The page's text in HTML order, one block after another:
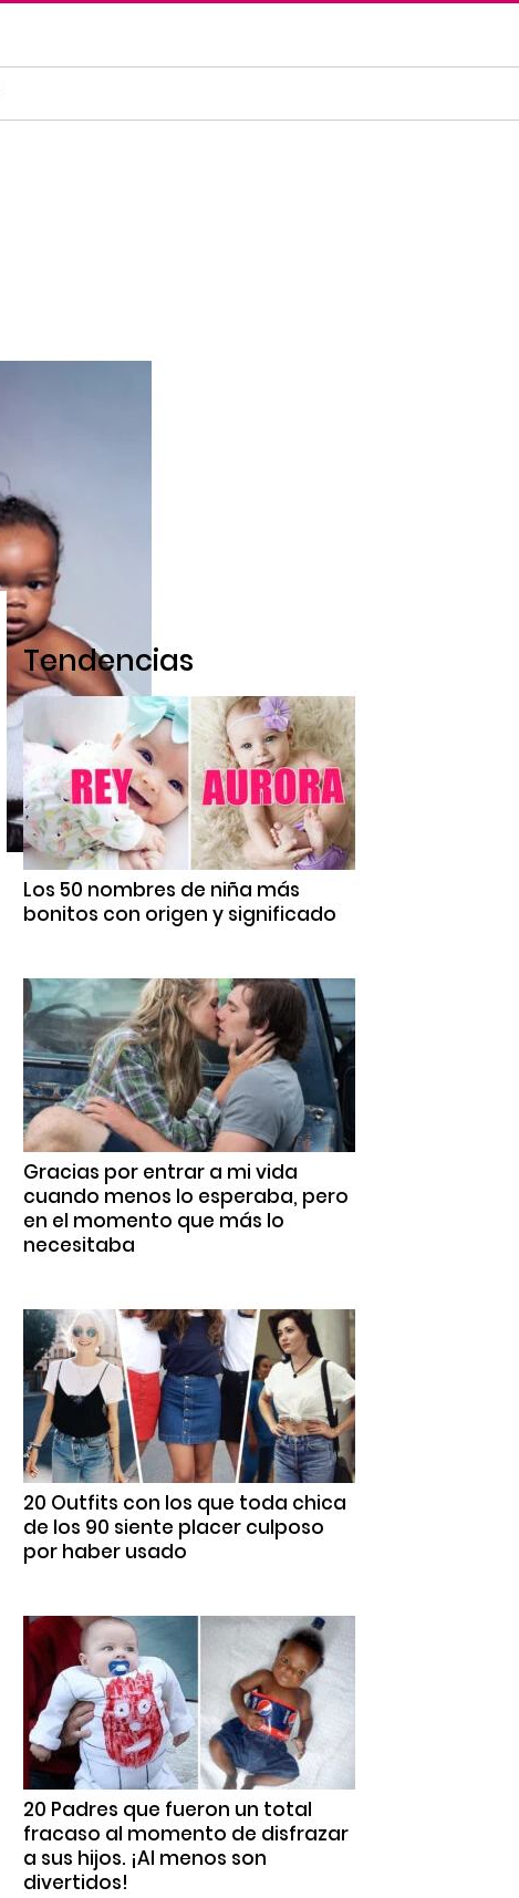
Tendencias
Los 50 nombres de niña más
bonitos con origen y significado
Gracias por entrar a mi vida
cuando menos lo esperaba, pero
en el momento que más lo
necesitaba
20 Outfits con los que toda chica
de los 90 siente placer culposo
por haber usado
20 Padres que fueron un total
fracaso al momento de disfrazar
a sus hijos. ¡Al menos son
divertidos!